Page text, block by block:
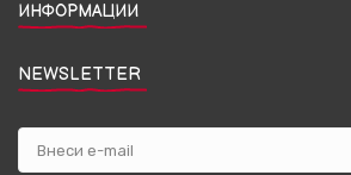
ИНФОРМАЦИИ
NEWSLETTER